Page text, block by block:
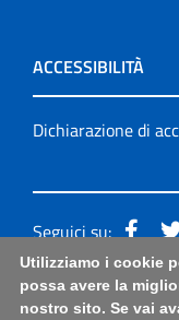
ACCESSIBILITÀ
Dichiarazione di
Seguici su:
Accessibilità:
questa pagina|
Utilizziamo i cookie
possa avere la
nostro sito. Se vai